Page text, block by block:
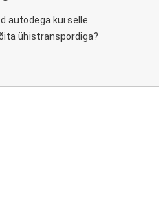
autodega kui selle
ühistranspordiga?